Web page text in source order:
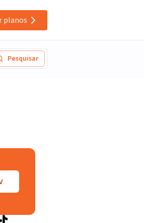
planos
Pesquisar